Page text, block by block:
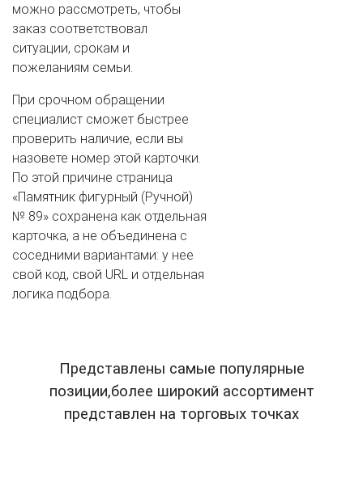
можно рассмотреть, чтобы
заказ соответствовал
ситуации, срокам и
пожеланиям семьи.
При срочном обращении
специалист сможет быстрее
проверить наличие, если вы
назовете номер этой карточки.
По этой причине страница
«Памятник фигурный (Ручной)
№ 89» сохранена как отдельная
карточка, а не объединена с
соседними вариантами: у нее
свой код, свой URL и отдельная
логика подбора.
Представлены самые популярные
позиции,более широкий ассортимент
представлен на торговых точках